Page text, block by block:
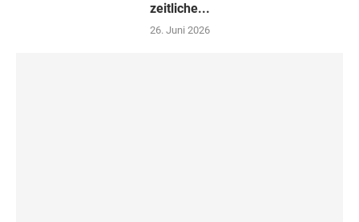
zeitliche...
26. Juni 2026